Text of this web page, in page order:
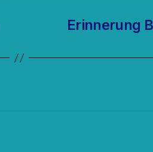
Erinnerung